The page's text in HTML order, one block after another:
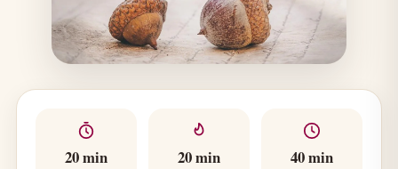
20 min 20 min 40 min